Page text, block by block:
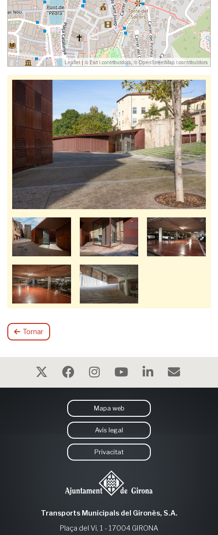
Tornar
Mapa web
Avís legal
Privacitat
Transports Municipals del Gironès, S.A.
Plaça del Vi, 1 - 17004 GIRONA